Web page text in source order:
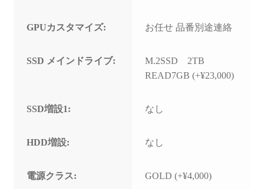
GPUカスタマイズ: お任せ 品番別途連絡
SSD メインドライブ:
M.2SSD 2TB
READ7GB (+¥23,000)
SSD増設1: なし
HDD増設: なし
電源クラス: GOLD (+¥4,000)